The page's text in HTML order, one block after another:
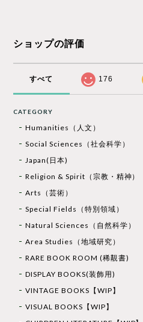
ショップの評価
すべて 176
CATEGORY
Humanities（人文）
Social Sciences（社会科学）
Japan(日本)
Religion & Spirit（宗教・精神）
Arts（芸術）
Special Fields（特別領域）
Natural Sciences（自然科学）
Area Studies（地域研究）
RARE BOOK ROOM (稀覯書)
DISPLAY BOOKS(装飾用)
VINTAGE BOOKS【WIP】
VISUAL BOOKS【WIP】